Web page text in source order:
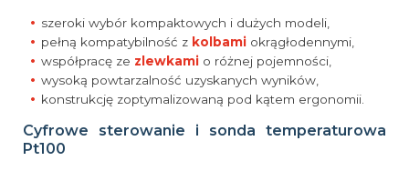
szeroki wybór kompaktowych i dużych modeli,
pełną kompatybilność z kolbami okrągłodennymi,
współpracę ze zlewkami o różnej pojemności,
wysoką powtarzalność uzyskanych wyników,
konstrukcję zoptymalizowaną pod kątem ergonomii.
Cyfrowe sterowanie i sonda temperaturowa
Pt100